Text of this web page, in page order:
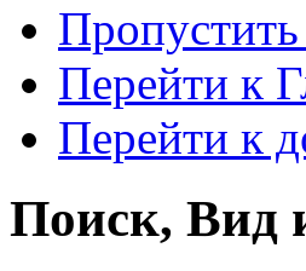
Перейти к
Перейти к
Поиск, Вид